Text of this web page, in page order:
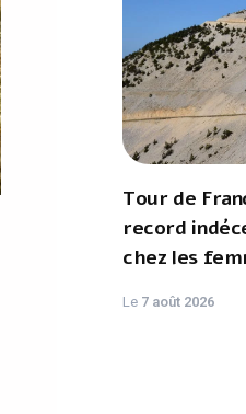
Tour de
record
chez les
Le 7 août 2026